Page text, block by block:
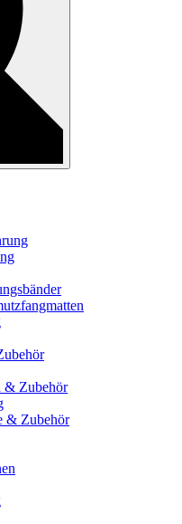
& Zubehör
& Zubehör